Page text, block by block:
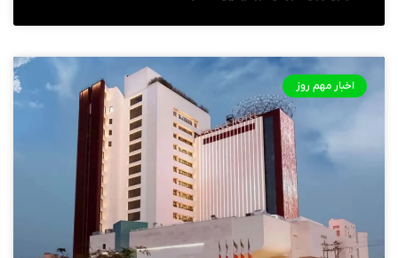
اخبار مهم روز